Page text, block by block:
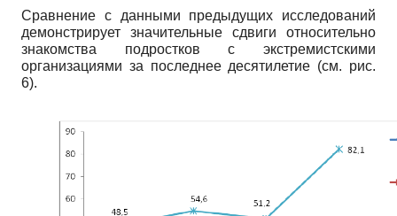
Сравнение с данными предыдущих исследований
демонстрирует значительные сдвиги относительно
знакомства подростков с экстремистскими
организациями за последнее десятилетие (см. рис.
6).